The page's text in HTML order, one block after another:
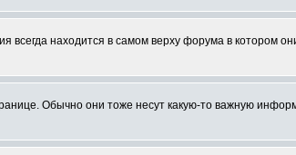
находится в самом верху форума в котором
Обычно они тоже несут какую-то важную